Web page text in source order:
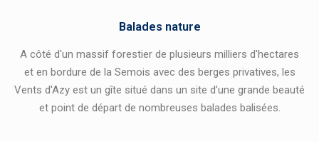
Balades nature
A côté d'un massif forestier de plusieurs milliers d'hectares
et en bordure de la Semois avec des berges privatives, les
Vents d'Azy est un gîte situé dans un site d’une grande beauté
et point de départ de nombreuses balades balisées.